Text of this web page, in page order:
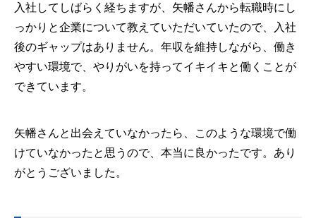
入社してしばらく経ちますが、矢幡さんから転職時にし
っかりと企業について教えていただいていたので、入社
後のギャップはありません。年収を維持しながら、働き
やすい環境で、やりがいを持ってイキイキと働くことが
できています。
矢幡さんと出会えていなかったら、このような環境で働
けていなかったと思うので、本当に良かったです。あり
がとうございました。